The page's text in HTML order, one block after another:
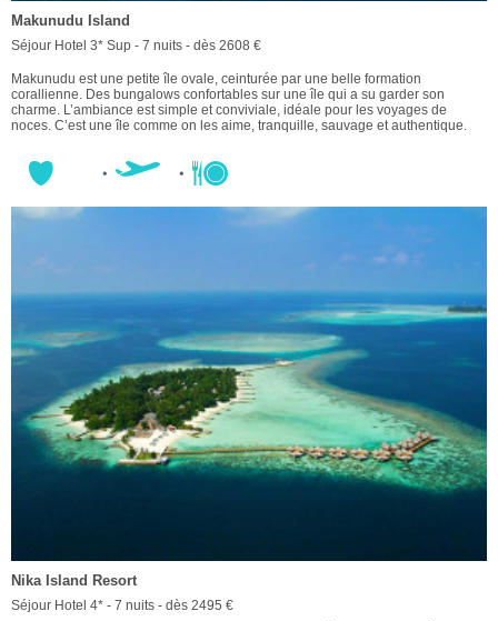
Makunudu Island
Séjour Hotel 3* Sup - 7 nuits - dès 2608 €
Makunudu est une petite île ovale, ceinturée par une belle formation
corallienne. Des bungalows confortables sur une île qui a su garder son
charme. L’ambiance est simple et conviviale, idéale pour les voyages de
noces. C’est une île comme on les aime, tranquille, sauvage et authentique.
Nika Island Resort
Séjour Hotel 4* - 7 nuits - dès 2495 €